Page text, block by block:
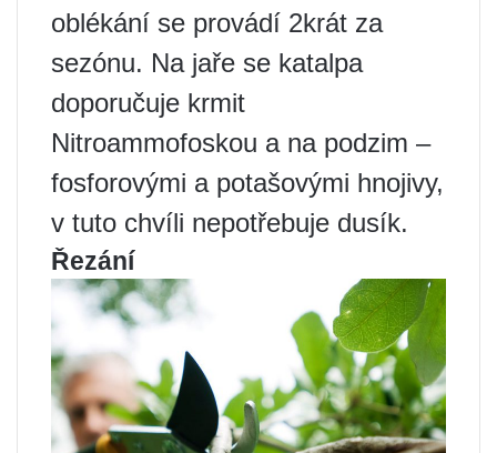
oblékání se provádí 2krát za
sezónu. Na jaře se katalpa
doporučuje krmit
Nitroammofoskou a na podzim –
fosforovými a potašovými hnojivy,
v tuto chvíli nepotřebuje dusík.
Řezání